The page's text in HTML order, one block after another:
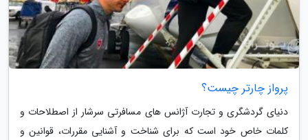
پرواز چارتر چیست؟
دنیای گردشگری و تجارت آژانس های مسافرتی سرشار از اصطلاحات و
کلمات خاص خود است که برای شناخت و آشنایی مقررات، قوانین و